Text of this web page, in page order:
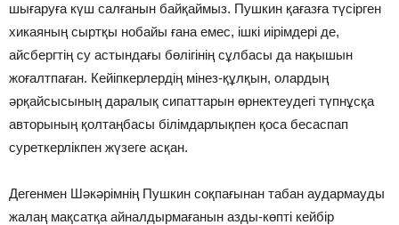
шығаруға күш салғанын байқаймыз. Пушкин қағазға түсірген
хикаяның сыртқы нобайы ғана емес, ішкі иірімдері де,
айсбергтің су астындағы бөлігінің сұлбасы да нақышын
жоғалтпаған. Кейіпкерлердің мінез-құлқын, олардың
әрқайсысының даралық сипаттарын өрнектеудегі түпнұсқа
авторының қолтаңбасы білімдарлықпен қоса бесаспап
суреткерлікпен жүзеге асқан.
Дегенмен Шәкәрімнің Пушкин соқпағынан табан аудармауды
жалаң мақсатқа айналдырмағанын азды-көпті кейбір